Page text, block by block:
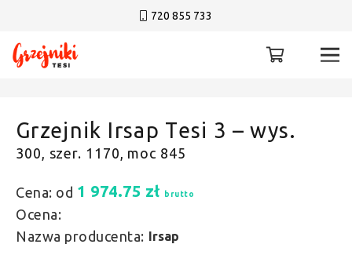
720 855 733
Grzejnik Irsap Tesi 3 – wys.
300, szer. 1170, moc 845
Cena: od 1 974.75 zł brutto
Ocena:
Nazwa producenta: Irsap